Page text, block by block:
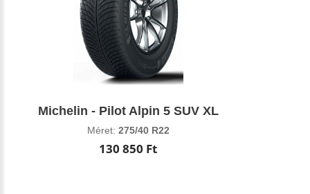
Michelin - Pilot Alpin 5 SUV XL
Méret: 275/40 R22
130 850 Ft